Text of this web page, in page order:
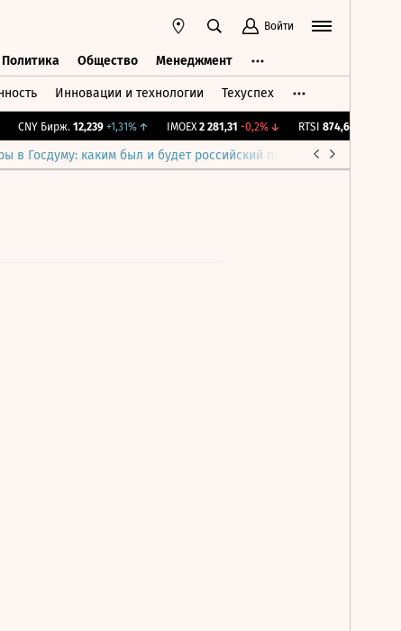
Войти
Политика Общество Менеджмент
Инновации и технологии Техуспех
CNY Бирж. 12,239 +1,31%↑ IMOEX 2 281,31 -0,2% ↓ RTSI 874,64 -1,12%
в Госдуму: каким был и будет российский парламент